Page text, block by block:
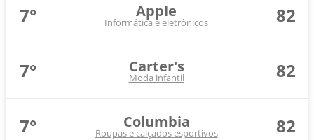
7° Apple
Informática e eletrônicos 82
7° Carter's
Moda infantil 82
7° Columbia
Roupas e calçados esportivos 82